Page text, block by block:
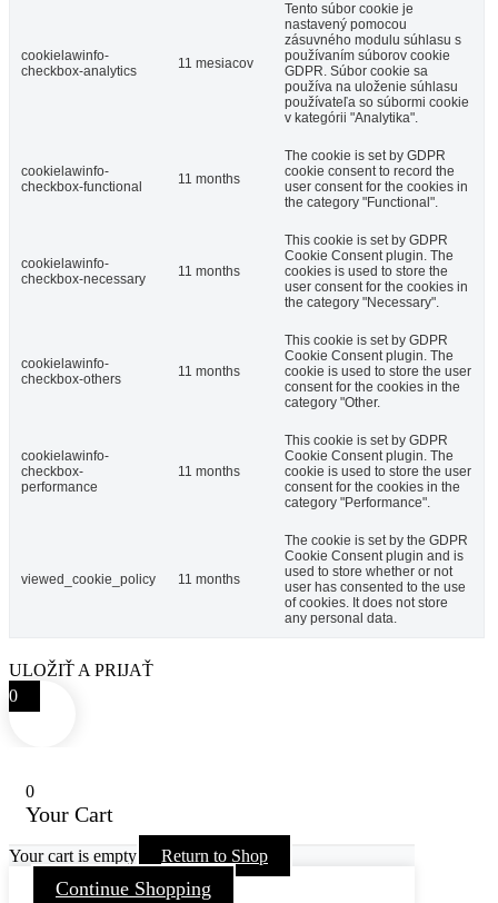
cookielawinfo-
checkbox-analytics
11 mesiacov
Tento súbor cookie je
nastavený pomocou
zásuvného modulu súhlasu s
používaním súborov cookie
GDPR. Súbor cookie sa
používa na uloženie súhlasu
používateľa so súbormi cookie
v kategórii "Analytika".
cookielawinfo-
checkbox-functional
11 months
The cookie is set by GDPR
cookie consent to record the
user consent for the cookies in
the category "Functional".
cookielawinfo-
checkbox-necessary
11 months
This cookie is set by GDPR
Cookie Consent plugin. The
cookies is used to store the
user consent for the cookies in
the category "Necessary".
cookielawinfo-
checkbox-others
11 months
This cookie is set by GDPR
Cookie Consent plugin. The
cookie is used to store the user
consent for the cookies in the
category "Other.
cookielawinfo-
checkbox-
performance
11 months
This cookie is set by GDPR
Cookie Consent plugin. The
cookie is used to store the user
consent for the cookies in the
category "Performance".
viewed_cookie_policy 11 months
The cookie is set by the GDPR
Cookie Consent plugin and is
used to store whether or not
user has consented to the use
of cookies. It does not store
any personal data.
ULOŽIŤ A PRIJAŤ
0
0
Your Cart
Your cart is empty Return to Shop
Continue Shopping